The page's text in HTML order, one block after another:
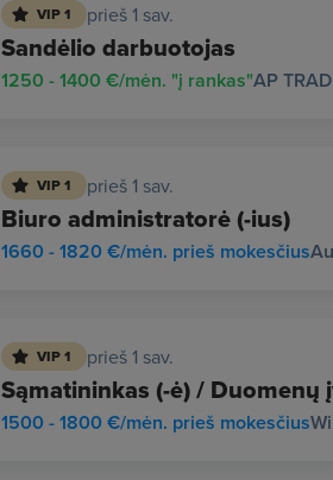
VIP 1 prieš 1 sav.
Sandėlio darbuotojas
AP
1250 - 1400 €/mėn. "į rankas"
VIP 1 prieš 1 sav.
Biuro administratorė (-ius)
1660 - 1820 €/mėn. prieš mokesčius
VIP 1 prieš 1 sav.
Sąmatininkas (-ė) / Duomenų
1500 - 1800 €/mėn. prieš mokesčius